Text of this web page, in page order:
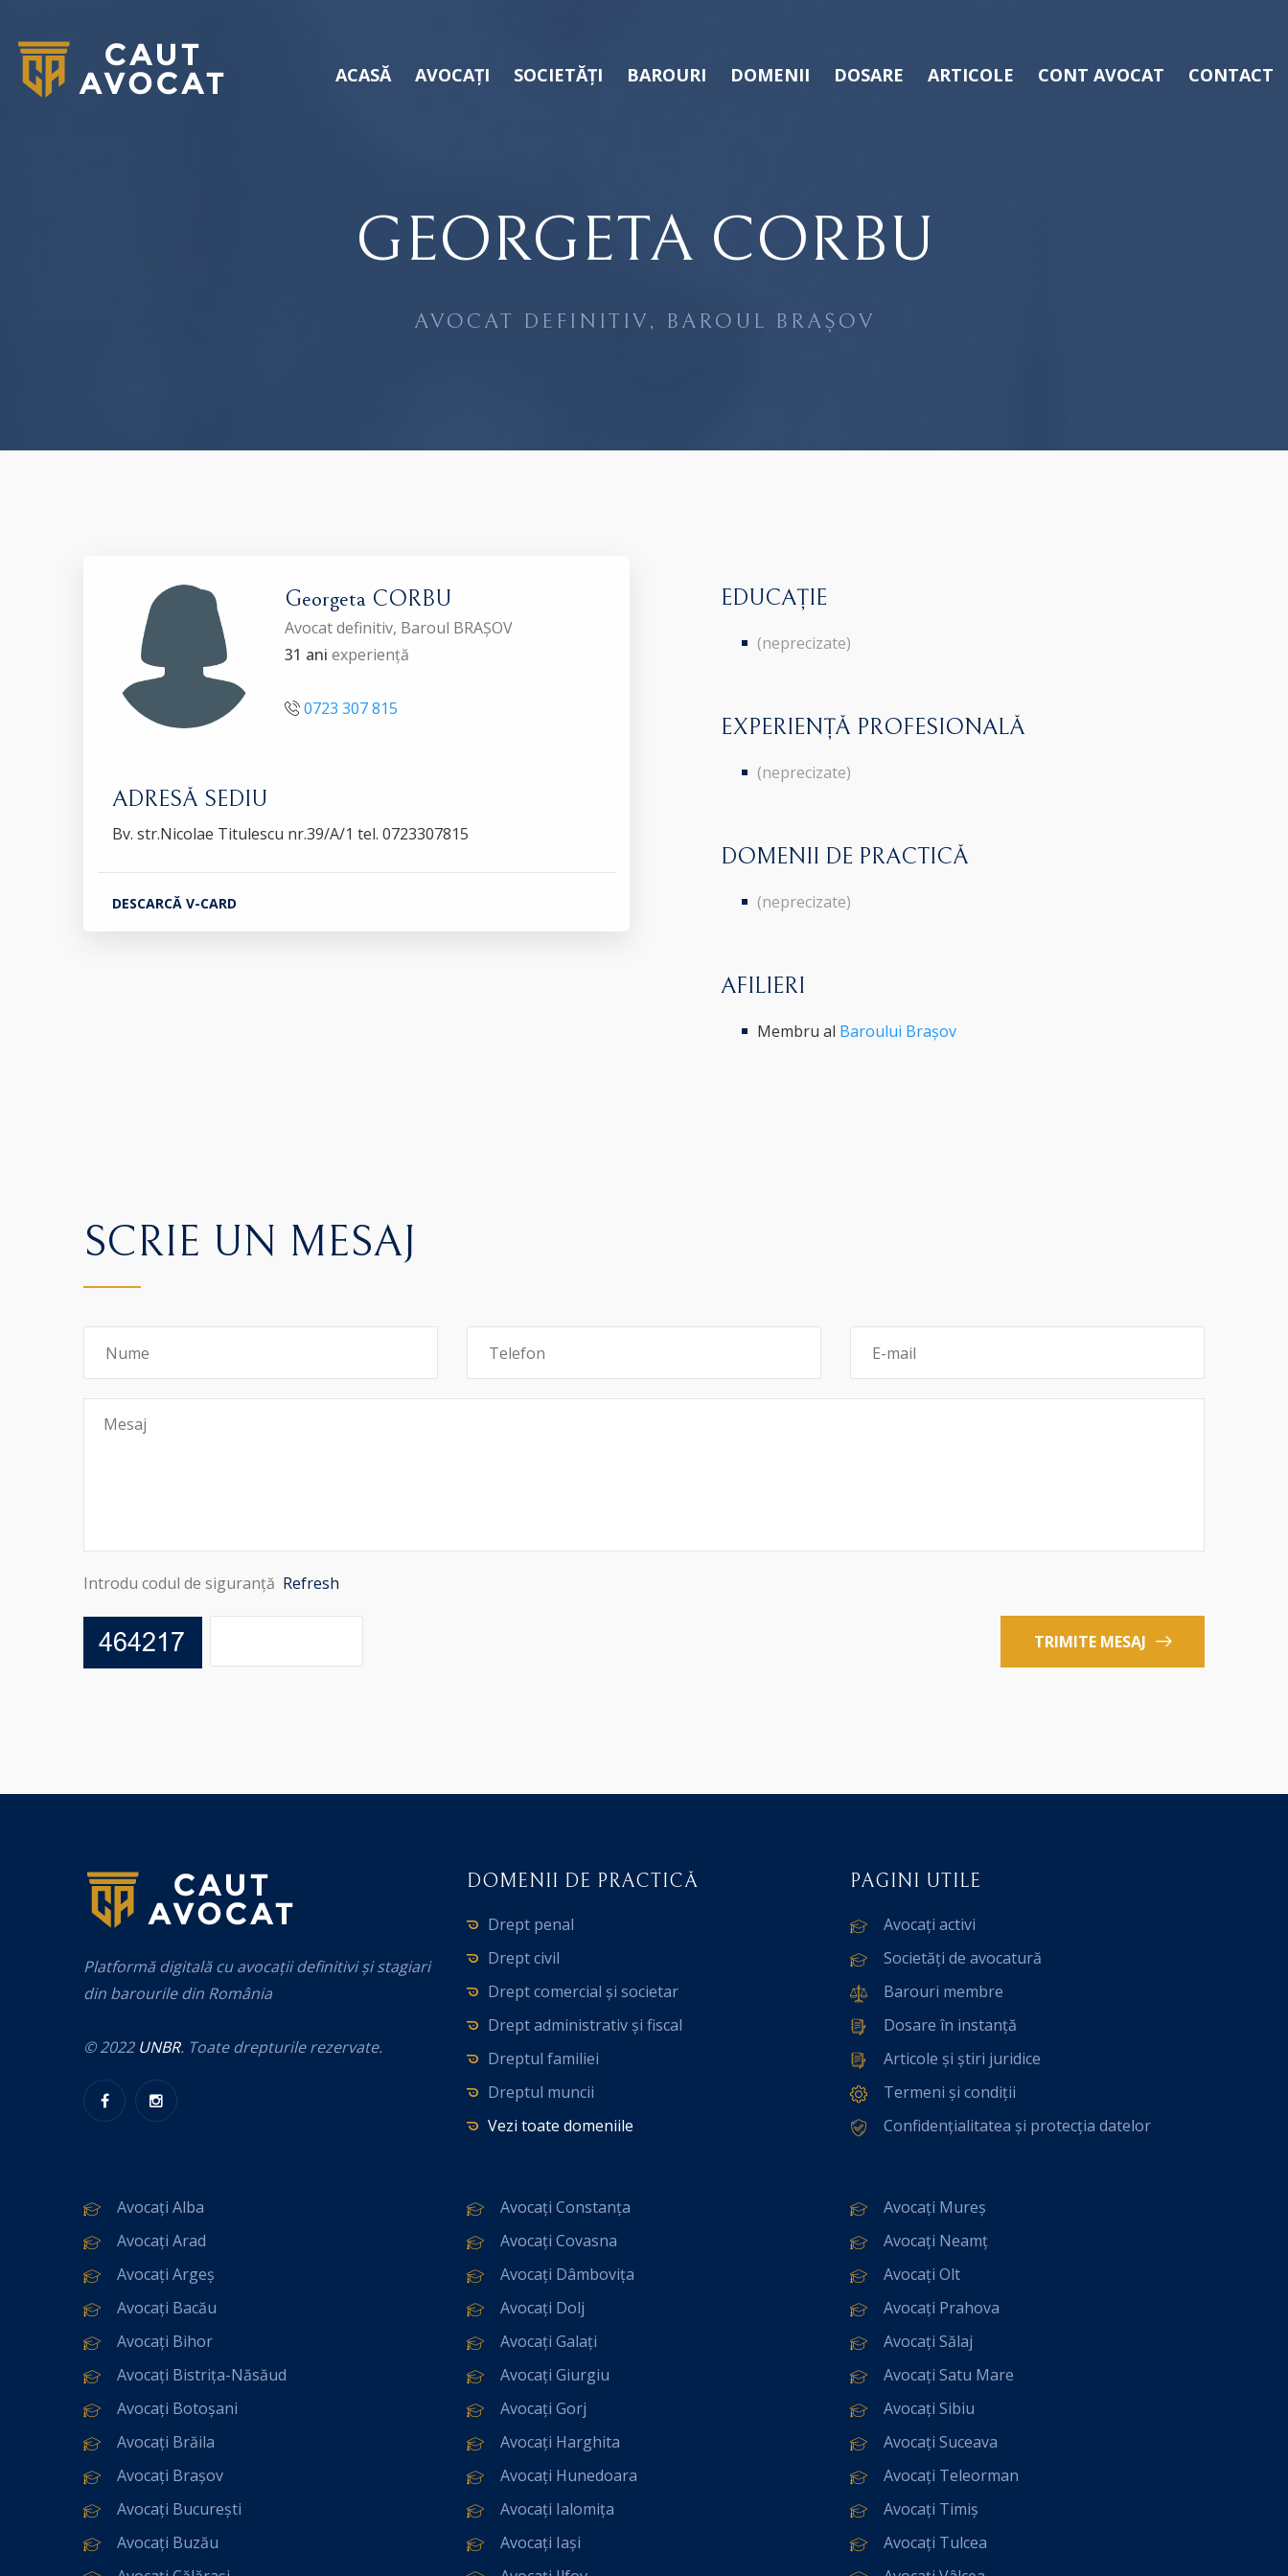
ACASĂ AVOCAȚI SOCIETĂȚI BAROURI DOMENII DOSARE ARTICOLE CONT AVOCAT CONTACT
GEORGETA CORBU
AVOCAT DEFINITIV, BAROUL BRAȘOV
Georgeta CORBU
Avocat definitiv, Baroul BRAȘOV
31 ani experiență
0723 307 815
ADRESĂ SEDIU
Bv. str.Nicolae Titulescu nr.39/A/1 tel. 0723307815
DESCARCĂ V-CARD
EDUCAȚIE
(neprecizate)
EXPERIENȚĂ PROFESIONALĂ
(neprecizate)
DOMENII DE PRACTICĂ
(neprecizate)
AFILIERI
Membru al Baroului Brașov
SCRIE UN MESAJ
Introdu codul de siguranță Refresh
TRIMITE MESAJ
Platformă digitală cu avocații definitivi și stagiari
din barourile din România
© 2022 UNBR. Toate drepturile rezervate.
DOMENII DE PRACTICĂ
Drept penal
Drept civil
Drept comercial și societar
Drept administrativ și fiscal
Dreptul familiei
Dreptul muncii
Vezi toate domeniile
PAGINI UTILE
Avocați activi
Societăți de avocatură
Barouri membre
Dosare în instanță
Articole și știri juridice
Termeni și condiții
Confidențialitatea și protecția datelor
Avocați Alba
Avocați Arad
Avocați Argeș
Avocați Bacău
Avocați Bihor
Avocați Bistrița-Năsăud
Avocați Botoșani
Avocați Brăila
Avocați Brașov
Avocați București
Avocați Buzău
Avocați Constanța
Avocați Covasna
Avocați Dâmbovița
Avocați Dolj
Avocați Galați
Avocați Giurgiu
Avocați Gorj
Avocați Harghita
Avocați Hunedoara
Avocați Ialomița
Avocați Iași
Avocați Mureș
Avocați Neamț
Avocați Olt
Avocați Prahova
Avocați Sălaj
Avocați Satu Mare
Avocați Sibiu
Avocați Suceava
Avocați Teleorman
Avocați Timiș
Avocați Tulcea